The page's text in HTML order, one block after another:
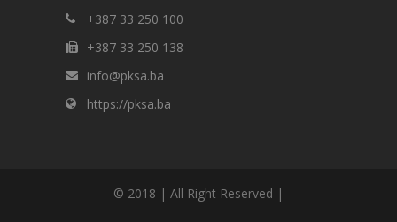
+387 33 250 100
+387 33 250 138
info@pksa.ba
https://pksa.ba
© 2018 | All Right Reserved |